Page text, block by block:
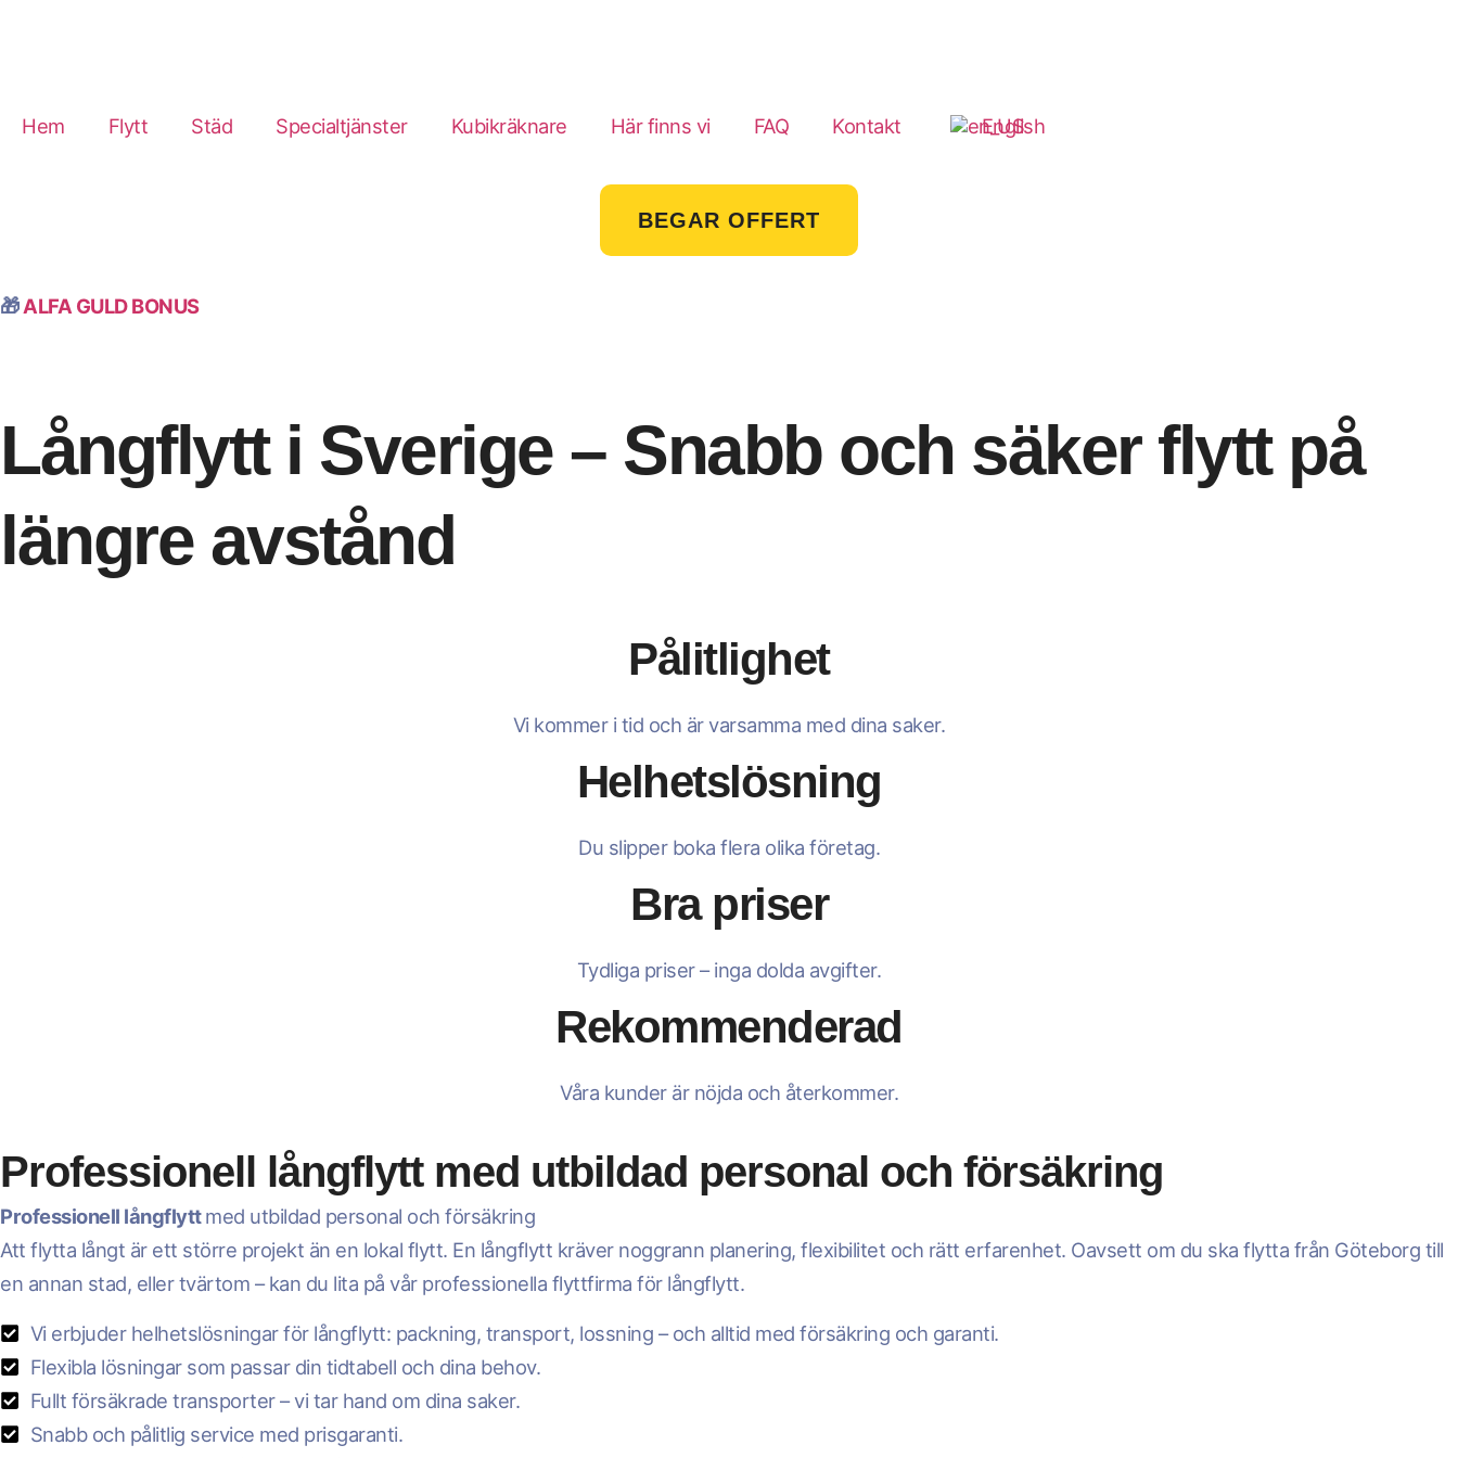
Hem Flytt Städ Specialtjänster Kubikräknare Här finns vi FAQ Kontakt English
BEGAR OFFERT
🎁ALFA GULD BONUS
Långflytt i Sverige – Snabb och säker flytt på
längre avstånd
Pålitlighet
Vi kommer i tid och är varsamma med dina saker.
Helhetslösning
Du slipper boka flera olika företag.
Bra priser
Tydliga priser – inga dolda avgifter.
Rekommenderad
Våra kunder är nöjda och återkommer.
Professionell långflytt med utbildad personal och försäkring
Professionell långflyttmed utbildad personal och försäkring
Att flytta långt är ett större projekt än en lokal flytt. En långflytt kräver noggrann planering, flexibilitet och rätt erfarenhet. Oavsett om du ska flytta från Göteborg till
en annan stad, eller tvärtom – kan du lita på vår professionella flyttfirma för långflytt.
Vi erbjuder helhetslösningar för långflytt: packning, transport, lossning – och alltid med försäkring och garanti.
Flexibla lösningar som passar din tidtabell och dina behov.
Fullt försäkrade transporter – vi tar hand om dina saker.
Snabb och pålitlig service med prisgaranti.